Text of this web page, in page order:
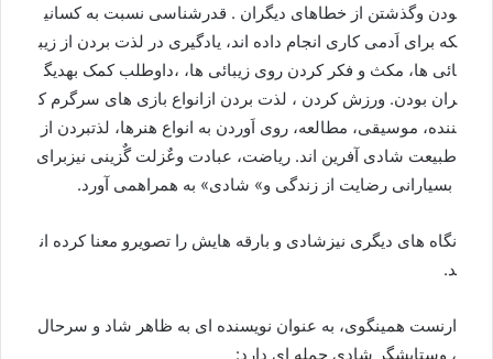
ودن وگذشتن از خطاهای ديگران . قدرشناسی نسبت به کسانی
که برای اَدمی کاری انجام داده اند، يادگيری در لذت بردن از زيب
ائی ها، مکث و فکر کردن روی زیبائی ها، ،داوطلب کمک بهديگ
ران بودن. ورزش کردن ، لذت بردن ازانواع بازی های سرگرم ک
ننده، موسيقی، مطالعه، روی اَوردن به انواع هنرها، لذتبردن از
طبیعت شادی آفرین اند. ریاضت، عبادت وعٌزلت گٌزینی نیزبرای
بسیارانی رضایت از زندگی و» شادی» به همراهمی آورد.
نگاه های دیگری نیزشادی و بارقه هایش را تصویرو معنا کرده ان
د.
ارنست همينگوی، به عنوان نویسنده ای به ظاهر شاد و سرحال
، وستایشگر شادی جمله ای دارد: